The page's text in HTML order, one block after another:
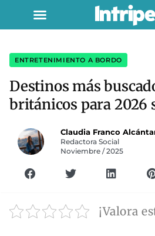
ENTRETENIMIENTO A BORDO
Destinos más
británicos para 2026
Claudia Franco
Redactora Social
Noviembre / 2025
¡Valora